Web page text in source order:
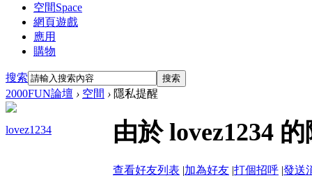
空間Space
網頁遊戲
應用
購物
搜索 搜索
2000FUN論壇 › 空間 › 隱私提醒
lovez1234 由於 lovez1234
查看好友列表 |加為好友 |打個招呼 |發送